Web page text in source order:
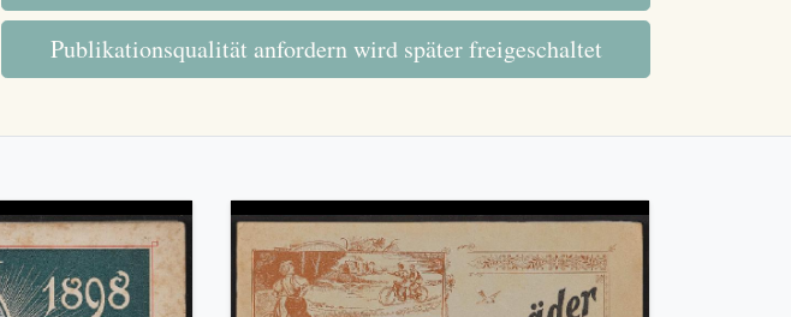
Publikationsqualität anfordern wird später freigeschaltet